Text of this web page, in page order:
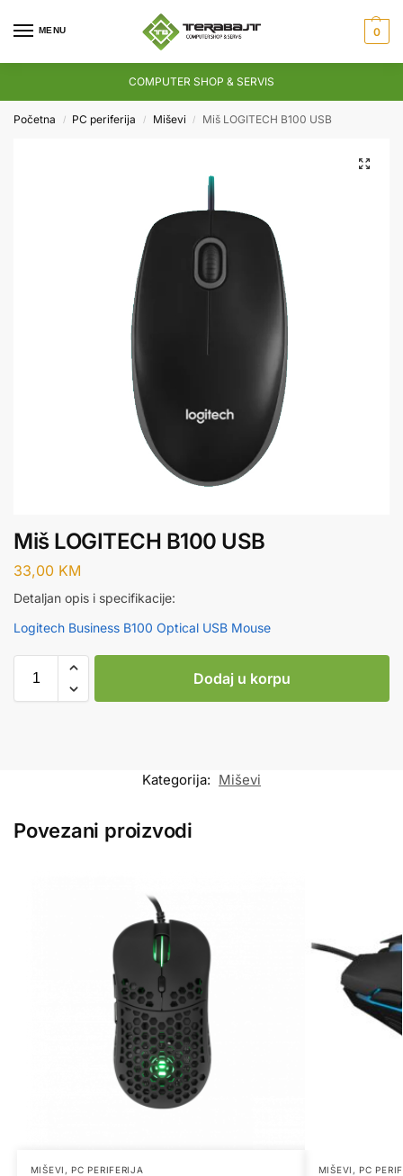
MENU 0
COMPUTER SHOP & SERVIS
Početna / PC periferija / Miševi / Miš LOGITECH B100 USB
Miš LOGITECH B100 USB
33,00 KM
Detaljan opis i specifikacije:
Logitech Business B100 Optical USB Mouse
Dodaj u korpu
Kategorija: Miševi
Povezani proizvodi
MIŠEVI ,PC PERIFERIJA MIŠEVI ,PC